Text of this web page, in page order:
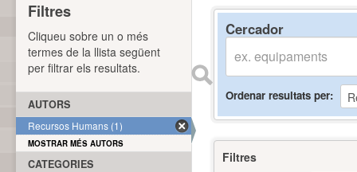
Cercador
Ordenar resultats per
Filtres
Filtres
Cliqueu sobre un o més
termes de la llista següent
per filtrar els resultats.
AUTORS
Recursos Humans (1)
MOSTRAR MÉS AUTORS
CATEGORIES